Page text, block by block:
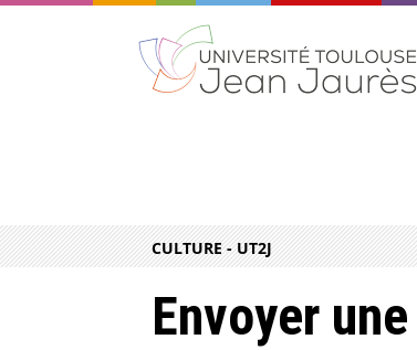
CULTURE - UT2J
Envoyer